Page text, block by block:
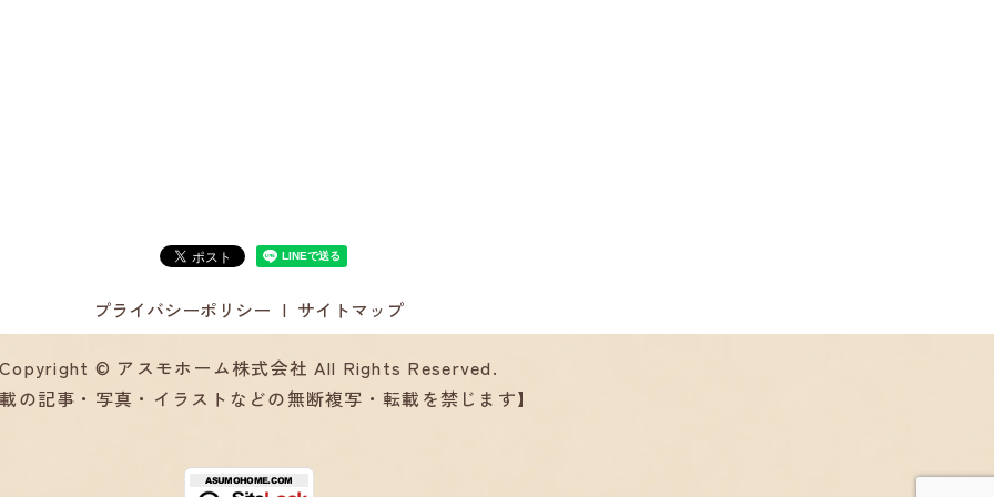
プライバシーポリシー サイトマップ
© アスモホーム株式会社 All Rights Reserved.
の記事・写真・イラストなどの無断複写・転載を禁じます】